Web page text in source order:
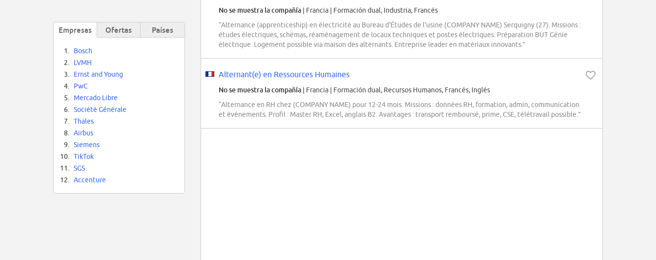
No se muestra la compañía | Francia | Formación dual, Industria, Francés
“Alternance (apprenticeship) en électricité au Bureau d'Études de l'usine (COMPANY NAME) Serquigny (27). Missions :
études électriques, schémas, réaménagement de locaux techniques et postes électriques. Préparation BUT Génie
électrique. Logement possible via maison des alternants. Entreprise leader en matériaux innovants.”
Alternant(e) en Ressources Humaines
No se muestra la compañía | Francia | Formación dual, Recursos Humanos, Francés, Inglés
“Alternance en RH chez (COMPANY NAME) pour 12-24 mois. Missions : données RH, formation, admin, communication
et événements. Profil : Master RH, Excel, anglais B2. Avantages : transport remboursé, prime, CSE, télétravail possible.”
Empresas Ofertas Países
1.
Bosch
2.
LVMH
3.
Ernst and Young
4.
PwC
5.
Mercado Libre
6.
Société Générale
7.
Thales
8.
Airbus
9.
Siemens
10.
TikTok
11.
SGS
12.
Accenture